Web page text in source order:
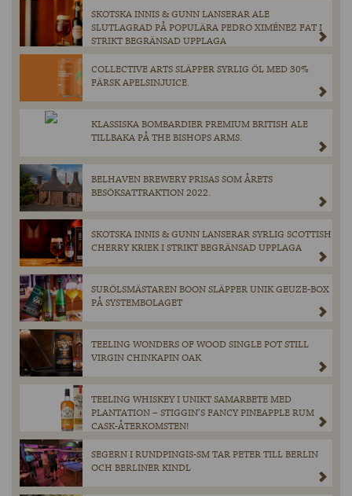
SKOTSKA INNIS & GUNN LANSERAR ALE
SLUTLAGRAD PÅ POPULÄRA PEDRO XIMÉNEZ FAT I
STRIKT BEGRÄNSAD UPPLAGA
COLLECTIVE ARTS SLÄPPER SYRLIG ÖL MED 30%
FÄRSK APELSINJUICE.
KLASSISKA BOMBARDIER PREMIUM BRITISH ALE
TILLBAKA PÅ THE BISHOPS ARMS.
BELHAVEN BREWERY PRISAS SOM ÅRETS
BESÖKSATTRAKTION 2022.
SKOTSKA INNIS & GUNN LANSERAR SYRLIG SCOTTISH
CHERRY KRIEK I STRIKT BEGRÄNSAD UPPLAGA
SURÖLSMÄSTAREN BOON SLÄPPER UNIK GEUZE-BOX
PÅ SYSTEMBOLAGET
TEELING WONDERS OF WOOD SINGLE POT STILL
VIRGIN CHINKAPIN OAK
TEELING WHISKEY I UNIKT SAMARBETE MED
PLANTATION – STIGGIN’S FANCY PINEAPPLE RUM
CASK-ÅTERKOMSTEN!
SEGERN I RUNDPINGIS-SM TAR PETER TILL BERLIN
OCH BERLINER KINDL